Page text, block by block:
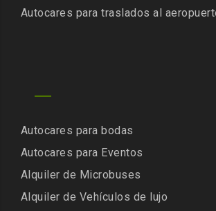
Autocares para traslados al
Autocares para bodas
Autocares para Eventos
Alquiler de Microbuses
Alquiler de Vehículos de lujo